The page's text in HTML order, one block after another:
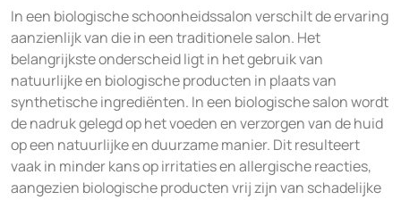
In een biologische schoonheidssalon verschilt de ervaring
aanzienlijk van die in een traditionele salon. Het
belangrijkste onderscheid ligt in het gebruik van
natuurlijke en biologische producten in plaats van
synthetische ingrediënten. In een biologische salon wordt
de nadruk gelegd op het voeden en verzorgen van de huid
op een natuurlijke en duurzame manier. Dit resulteert
vaak in minder kans op irritaties en allergische reacties,
aangezien biologische producten vrij zijn van schadelijke